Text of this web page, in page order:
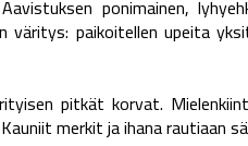
ponimainen,
väritys: paikoitellen upeita
pitkät korvat.
merkit ja ihana rautiaan